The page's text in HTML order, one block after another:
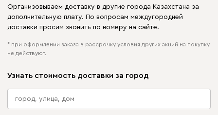
Организовываем доставку в другие города Казахстана за
дополнительную плату. По вопросам междугородней
доставки просим звонить по номеру на сайте.
* при оформлении заказа в рассрочку условия других акций на покупку
не действуют.
Узнать стоимость доставки за город